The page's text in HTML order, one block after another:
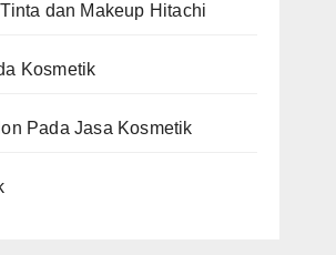
dan Makeup Hitachi
Kosmetik
Pada Jasa Kosmetik